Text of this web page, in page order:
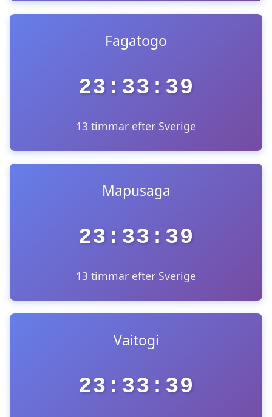
Fagatogo
23:33:39
13 timmar efter Sverige
Mapusaga
23:33:39
13 timmar efter Sverige
Vaitogi
23:33:39